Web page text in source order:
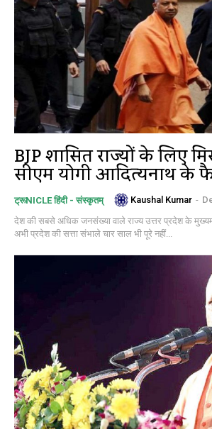
BJP शासित राज्यों के लिए
सीएम योगी आदित्यनाथ
ट्रूNICLE हिंदी - संस्कृतम् Kaushal Kumar -
देश की सबसे अधिक जनसंख्या वाले राज्य उत्तर प्रदेश के
अभी प्रदेश की सत्ता संभाले चार साल भी पूरे नहीं...